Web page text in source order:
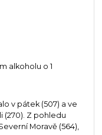
alkoholu o 1
v pátek (507) a ve
(270). Z pohledu
Moravě (564),